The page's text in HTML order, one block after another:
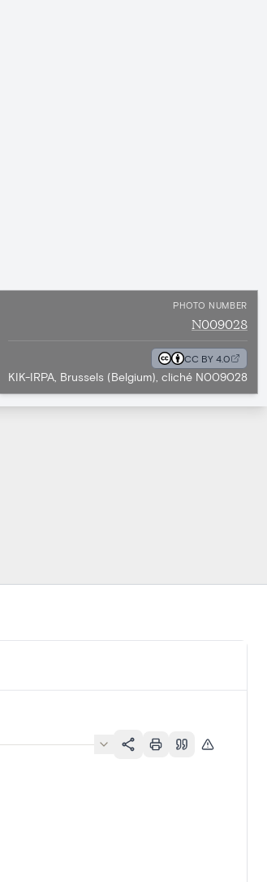
PHOTO NUMBER
N009028
CC BY 4.0
KIK-IRPA, Brussels (Belgium), cliché N009028